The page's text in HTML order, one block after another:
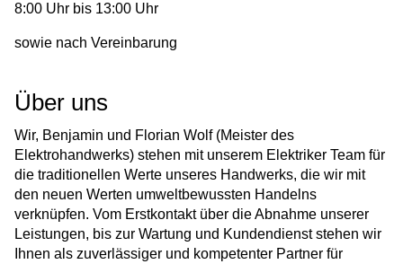
8:00 Uhr bis 13:00 Uhr
sowie nach Vereinbarung
Über uns
Wir, Benjamin und Florian Wolf (Meister des
Elektrohandwerks) stehen mit unserem Elektriker Team für
die traditionellen Werte unseres Handwerks, die wir mit
den neuen Werten umweltbewussten Handelns
verknüpfen. Vom Erstkontakt über die Abnahme unserer
Leistungen, bis zur Wartung und Kundendienst stehen wir
Ihnen als zuverlässiger und kompetenter Partner für